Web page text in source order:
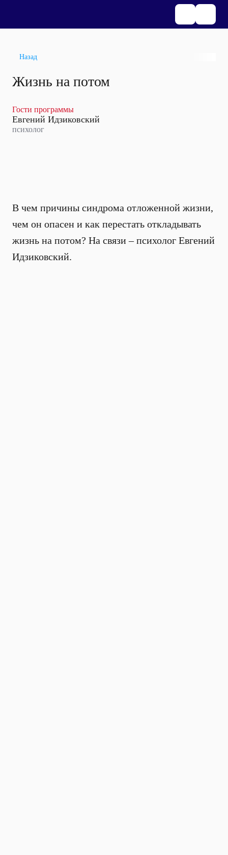
Назад
Жизнь на потом
Гости программы
Евгений Идзиковский
психолог
В чем причины синдрома отложенной жизни,
чем он опасен и как перестать откладывать
жизнь на потом? На связи – психолог Евгений
Идзиковский.